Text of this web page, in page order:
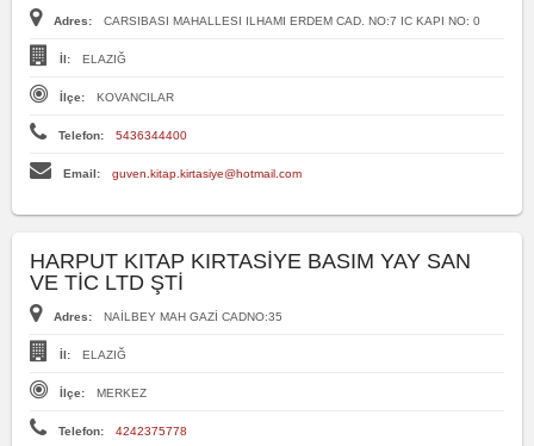
Adres: CARSIBASI MAHALLESI ILHAMI ERDEM CAD. NO:7 IC KAPI NO: 0
İl: ELAZIĞ
İlçe: KOVANCILAR
Telefon: 5436344400
Email: guven.kitap.kirtasiye@hotmail.com
HARPUT KITAP KIRTASİYE BASIM YAY SAN
VE TİC LTD ŞTİ
Adres: NAİLBEY MAH GAZİ CADNO:35
İl: ELAZIĞ
İlçe: MERKEZ
Telefon: 4242375778